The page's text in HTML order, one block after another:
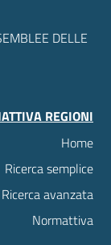
DELLE
REGIONI
Home
Ricerca semplice
Ricerca avanzata
Normattiva